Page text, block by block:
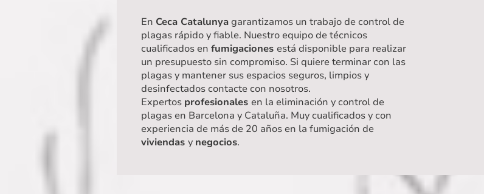
En Ceca Catalunya garantizamos un trabajo de control de
plagas rápido y fiable. Nuestro equipo de técnicos
cualificados en fumigaciones está disponible para realizar
un presupuesto sin compromiso. Si quiere terminar con las
plagas y mantener sus espacios seguros, limpios y
desinfectados contacte con nosotros.
Expertos profesionales en la eliminación y control de
plagas en Barcelona y Cataluña. Muy cualificados y con
experiencia de más de 20 años en la fumigación de
viviendas y negocios.